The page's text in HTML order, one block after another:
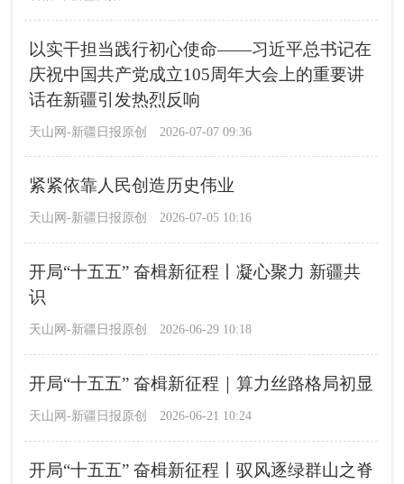
以实干担当践行初心使命——习近平总书记在
庆祝中国共产党成立105周年大会上的重要讲
话在新疆引发热烈反响
天山网-新疆日报原创 2026-07-07 09:36
紧紧依靠人民创造历史伟业
天山网-新疆日报原创 2026-07-05 10:16
开局“十五五” 奋楫新征程丨凝心聚力 新疆共
识
天山网-新疆日报原创 2026-06-29 10:18
开局“十五五” 奋楫新征程｜算力丝路格局初显
天山网-新疆日报原创 2026-06-21 10:24
开局“十五五” 奋楫新征程丨驭风逐绿群山之脊